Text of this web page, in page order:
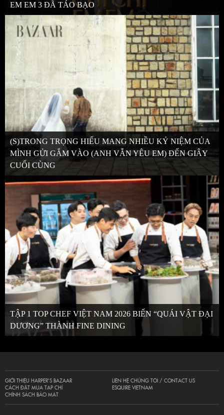
EM EM 3 ĐÃ TÁO BẠO
(S)TRONG TRỌNG HIẾU MANG NHIỀU KỶ NIỆM CỦA
MÌNH GỬI GẮM VÀO (ANH VẪN YÊU EM) ĐẾN GIÂY
CUỐI CÙNG
TẬP 1 TOP CHEF VIỆT NAM 2026 BIẾN “QUÁI VẬT ĐẠI
DƯƠNG” THÀNH FINE DINING
GIỚI THIỆU HARPER’S BAZAAR
CÁCH ĐẶT MUA TẠP CHÍ
CHÍNH SÁCH BẢO MẬT
LIÊN HỆ CHÚNG TÔI / CONTACT US
ESQUIRE VIETNAM